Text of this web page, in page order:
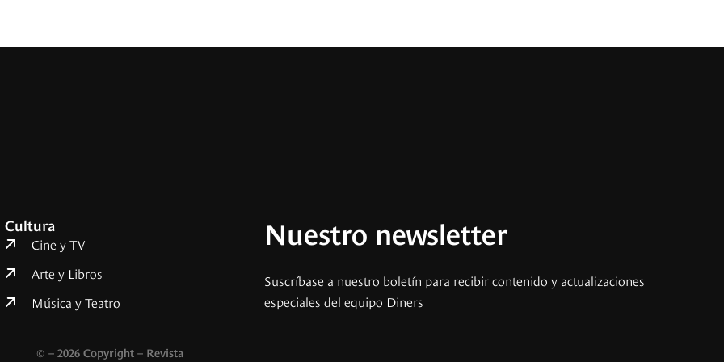
Cultura
Cine y TV
Arte y Libros
Música y Teatro
© – 2026 Copyright – Revista
Nuestro newsletter
Suscríbase a nuestro boletín para recibir contenido y actualizaciones
especiales del equipo Diners